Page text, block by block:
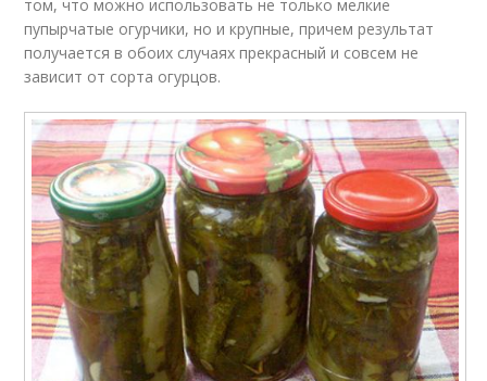
том, что можно использовать не только мелкие
пупырчатые огурчики, но и крупные, причем результат
получается в обоих случаях прекрасный и совсем не
зависит от сорта огурцов.